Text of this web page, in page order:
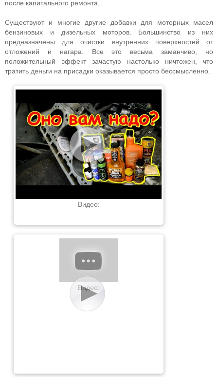
после капитального ремонта.
Существуют и многие другие добавки для моторных масел
бензиновых и дизельных моторов. Большинство из них
предназначены для очистки внутренних поверхностей от
отложений и нагара. Все это весьма заманчиво, но
положительный эффект зачастую настолько ничтожен, что
тратить деньги на присадки оказывается просто бессмысленно.
Видео:
Видео: